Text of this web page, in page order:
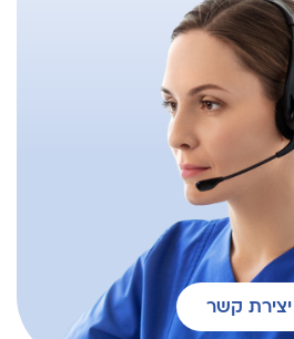
יצירת קשר